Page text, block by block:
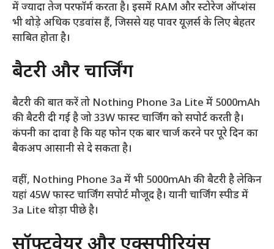
में ज्यादा तेज परफॉर्म करता है। इसमें RAM और स्टोरेज ऑप्शंस
भी थोड़े अधिक एडवांस हैं, जिससे यह पावर यूज़र्स के लिए बेहतर
साबित होता है।
बैटरी और चार्जिंग
बैटरी की बात करें तो Nothing Phone 3a Lite में 5000mAh
की बैटरी दी गई है जो 33W फास्ट चार्जिंग को सपोर्ट करती है।
कंपनी का दावा है कि यह फोन एक बार चार्ज करने पर पूरे दिन का
बैकअप आसानी से दे सकता है।
वहीं, Nothing Phone 3a में भी 5000mAh की बैटरी है लेकिन
यहां 45W फास्ट चार्जिंग सपोर्ट मौजूद है। यानी चार्जिंग स्पीड में
3a Lite थोड़ा पीछे है।